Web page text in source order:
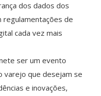
dos dados dos
regulamentações de
cada vez mais
ser um evento
varejo que desejam se
e inovações,